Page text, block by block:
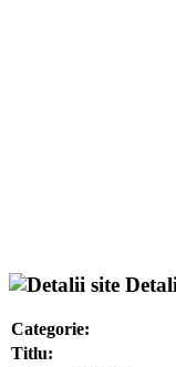
Categorie:
Titlu: